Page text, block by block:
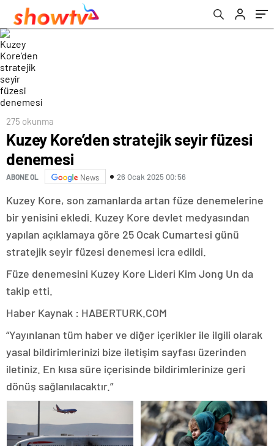
275 okunma
Kuzey Kore’den stratejik seyir füzesi
denemesi
ABONE OL News 26 Ocak 2025 00:56
Kuzey Kore, son zamanlarda artan füze denemelerine
bir yenisini ekledi. Kuzey Kore devlet medyasından
yapılan açıklamaya göre 25 Ocak Cumartesi günü
stratejik seyir füzesi denemesi icra edildi.
Füze denemesini Kuzey Kore Lideri Kim Jong Un da
takip etti.
Haber Kaynak : HABERTURK.COM
“Yayınlanan tüm haber ve diğer içerikler ile ilgili olarak
yasal bildirimlerinizi bize iletişim sayfası üzerinden
iletiniz. En kısa süre içerisinde bildirimlerinize geri
dönüş sağlanılacaktır.”